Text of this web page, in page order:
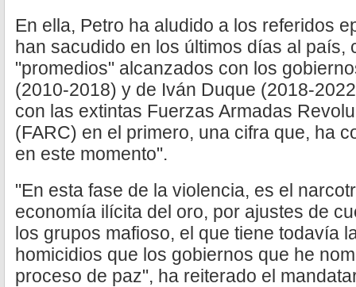
En ella, Petro ha aludido a los referidos
han sacudido en los últimos días al país,
"promedios" alcanzados con los
(2010-2018) y de Iván Duque (2018-
con las extintas Fuerzas Armadas
(FARC) en el primero, una cifra que, ha
en este momento".
"En esta fase de la violencia, es el
economía ilícita del oro, por ajustes de
los grupos mafioso, el que tiene todavía
homicidios que los gobiernos que he
proceso de paz", ha reiterado el